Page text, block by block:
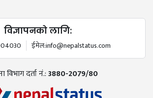
विज्ञापनको लागि:
ईमेल:info@nepalstatus.com
विभाग दर्ता नं.:3880-2079/80